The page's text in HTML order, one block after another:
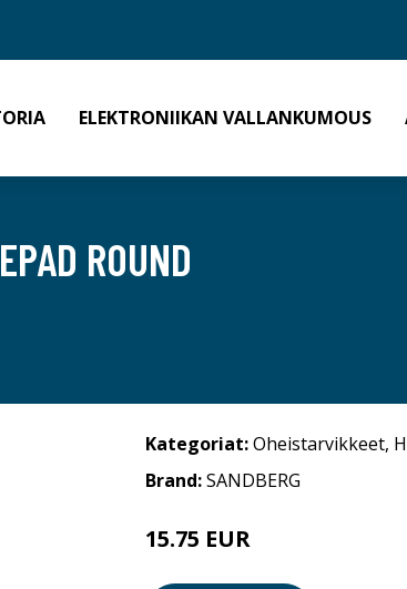
ELEKTRONIIKAN VALLANKUMOUS
ROUND
Kategoriat:Oheistarvikkeet,
Brand:SANDBERG
15.75 EUR